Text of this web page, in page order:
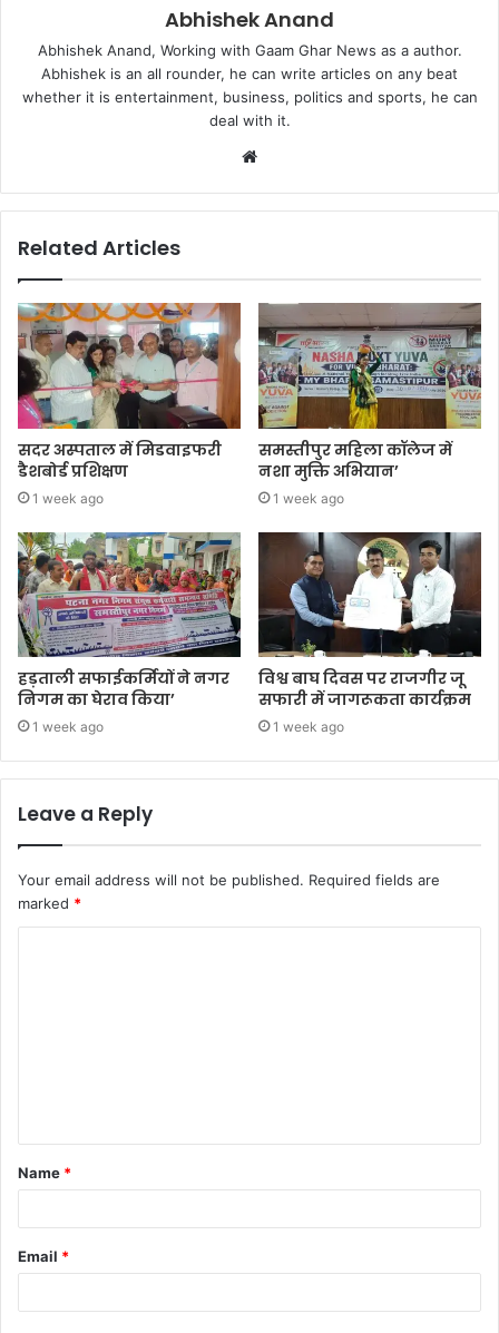
Abhishek Anand
Abhishek Anand, Working with Gaam Ghar News as a author.
Abhishek is an all rounder, he can write articles on any beat
whether it is entertainment, business, politics and sports, he can
deal with it.
Website
Related Articles
सदर अस्पताल में मिडवाइफरी
डैशबोर्ड प्रशिक्षण
1 week ago
समस्तीपुर महिला कॉलेज में
नशा मुक्ति अभियान’
1 week ago
हड़ताली सफाईकर्मियों ने नगर
निगम का घेराव किया’
1 week ago
विश्व बाघ दिवस पर राजगीर जू
सफारी में जागरूकता कार्यक्रम
1 week ago
Leave a Reply
Your email address will not be published. Required fields are
marked *
Name *
Email *